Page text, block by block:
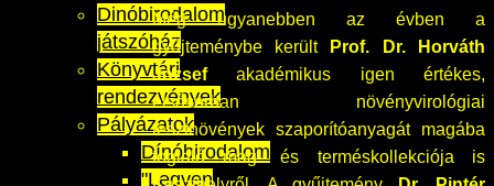
Dinóbirodalom
játszóház
Könyvtári
rendezvények
Pályázatok
Dínóbirodalom
"Legyen
Még ugyanebben az évben a
gyűjteménybe került
Prof. Dr. Horváth
Józsefakadémikus igen értékes,
elsősorban növényvirológiai
tesztnövények szaporítóanyagát magába
foglaló mag- és terméskollekciója is